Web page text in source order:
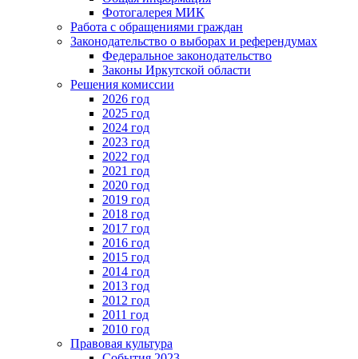
Фотогалерея МИК
Работа с обращениями граждан
Законодательство о выборах и референдумах
Федеральное законодательство
Законы Иркутской области
Решения комиссии
2026 год
2025 год
2024 год
2023 год
2022 год
2021 год
2020 год
2019 год
2018 год
2017 год
2016 год
2015 год
2014 год
2013 год
2012 год
2011 год
2010 год
Правовая культура